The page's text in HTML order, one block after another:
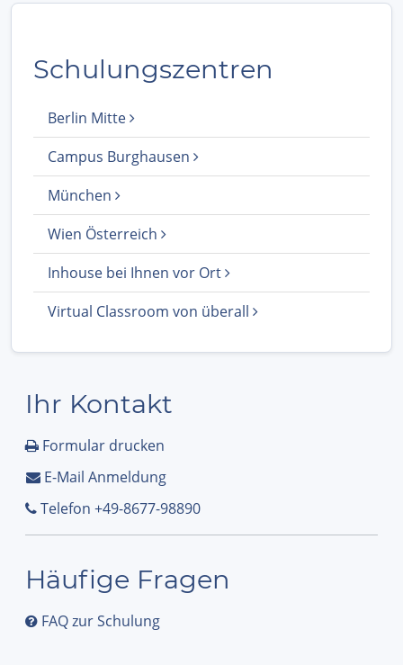
Schulungszentren
Berlin Mitte
Campus Burghausen
München
Wien Österreich
Inhouse bei Ihnen vor Ort
Virtual Classroom von überall
Ihr Kontakt
Formular drucken
E-Mail Anmeldung
Telefon +49-8677-98890
Häufige Fragen
FAQ zur Schulung